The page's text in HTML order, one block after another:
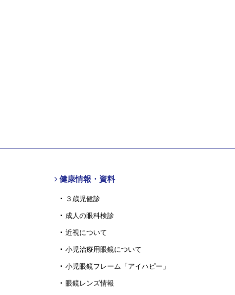
健康情報・資料
３歳児健診
成人の眼科検診
近視について
小児治療用眼鏡について
小児眼鏡フレーム「アイハピー」
眼鏡レンズ情報